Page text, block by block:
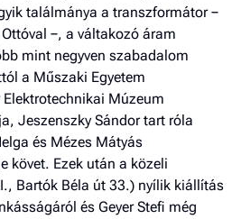
találmánya a transzformátor −
−, a váltakozó áram
mint negyven szabadalom
a Műszaki Egyetem
Múzeum
Jeszenszky Sándor tart róla
és Mézes Mátyás
követ. Ezek után a közeli
Bartók Béla út 33.) nyílik kiállítás
és Geyer Stefi még